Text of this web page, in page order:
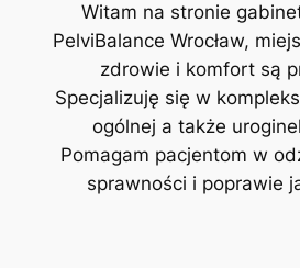
Witam na stronie
PelviBalance Wrocław,
zdrowie i komfort są
Specjalizuję się w
ogólnej a także
Pomagam pacjentom w
sprawności i poprawie